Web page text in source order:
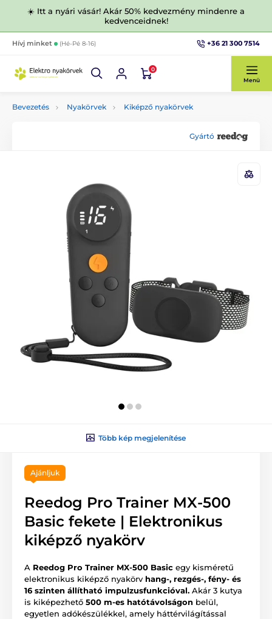
☀️ Itt a nyári vásár! Akár 50% kedvezmény mindenre a
kedvenceidnek!
Hívj minket (Hé-Pé 8-16) +36 21 300 7514
0
Menü
Bevezetés Nyakörvek Kiképző nyakörvek
Gyártó
Több kép megjelenítése
Ajánljuk
Reedog Pro Trainer MX-500
Basic fekete | Elektronikus
kiképző nyakörv
A Reedog Pro Trainer MX-500 Basic egy kisméretű
elektronikus kiképző nyakörv hang-, rezgés-, fény- és
16 szinten állítható impulzusfunkcióval. Akár 3 kutya
is kiképezhető 500 m-es hatótávolságon belül,
egyetlen adókészülékkel, amely háttérvilágítással